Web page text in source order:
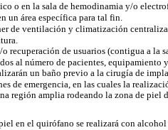
o en la sala de hemodinamia y/o
un área específica para tal fin.
de ventilación y climatización
recuperación de usuarios (contigua a la
al número de pacientes, equipamiento
un baño previo a la cirugía de
de emergencia, en las cuales la
región amplia rodeando la zona de piel
en el quirófano se realizará con